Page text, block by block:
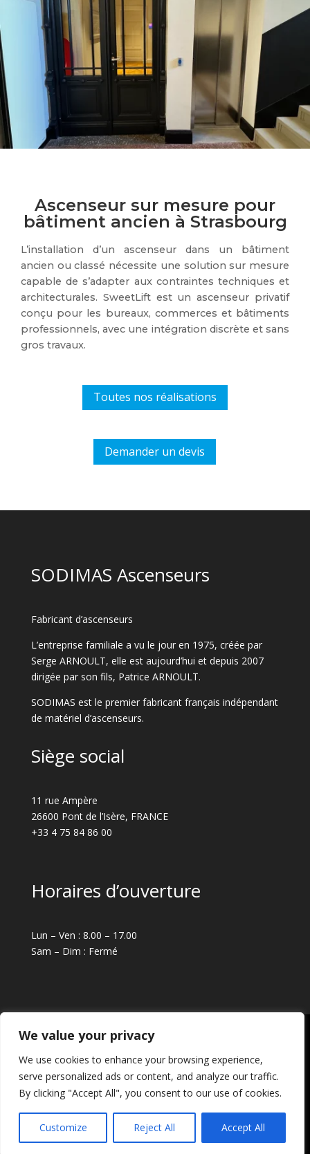
We value your privacy
We use cookies to enhance your browsing experience,
serve personalized ads or content, and analyze our traffic.
By clicking "Accept All", you consent to our use of cookies.
Customize Reject All Accept All
Ascenseur sur mesure pour
bâtiment ancien à Strasbourg
L’installation d’un ascenseur dans un bâtiment
ancien ou classé nécessite une solution sur mesure
capable de s’adapter aux contraintes techniques et
architecturales. SweetLift est un ascenseur privatif
conçu pour les bureaux, commerces et bâtiments
professionnels, avec une intégration discrète et sans
gros travaux.
Toutes nos réalisations
Demander un devis
SODIMAS Ascenseurs
Fabricant d’ascenseurs
L’entreprise familiale a vu le jour en 1975, créée par
Serge ARNOULT, elle est aujourd’hui et depuis 2007
dirigée par son fils, Patrice ARNOULT.
SODIMAS est le premier fabricant français indépendant
de matériel d’ascenseurs.
Siège social
11 rue Ampère
26600 Pont de l’Isère, FRANCE
+33 4 75 84 86 00
Horaires d’ouverture
Lun – Ven : 8.00 – 17.00
Sam – Dim : Fermé
Copyright © 2024 Sodimas – Tous droits résevés
Mentions légales